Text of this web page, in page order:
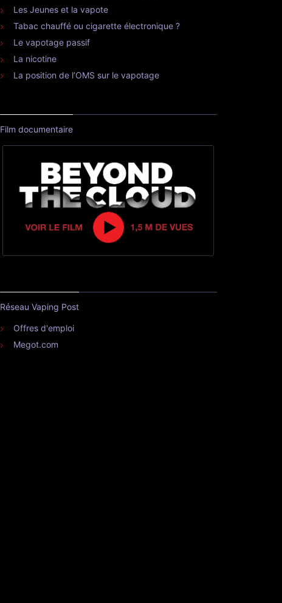
Les Jeunes et la vapote
Tabac chauffé ou cigarette électronique ?
Le vapotage passif
La nicotine
La position de l’OMS sur le vapotage
Film documentaire
Réseau Vaping Post
Offres d'emploi
Megot.com